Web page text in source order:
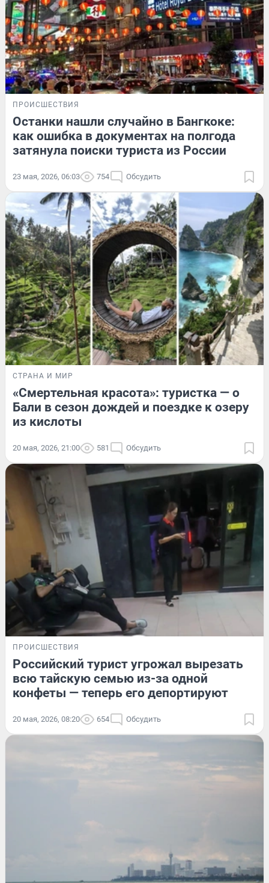
ПРОИСШЕСТВИЯ
Останки нашли случайно в Бангкоке:
как ошибка в документах на полгода
затянула поиски туриста из России
23 мая, 2026, 06:03 754 Обсудить
СТРАНА И МИР
«Смертельная красота»: туристка — о
Бали в сезон дождей и поездке к озеру
из кислоты
20 мая, 2026, 21:00 581 Обсудить
ПРОИСШЕСТВИЯ
Российский турист угрожал вырезать
всю тайскую семью из-за одной
конфеты — теперь его депортируют
20 мая, 2026, 08:20 654 Обсудить